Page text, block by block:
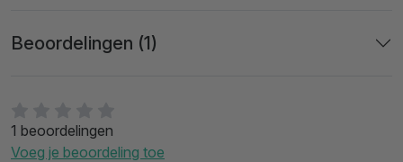
1 beoordelingen
Voeg je beoordeling toe
Beoordelingen (1)